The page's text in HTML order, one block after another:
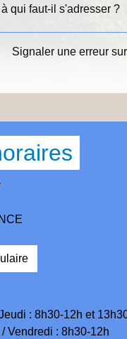
qui faut-il s'adresser ?
Signaler une erreur
: 8h30-12h et
Vendredi : 8h30-12h